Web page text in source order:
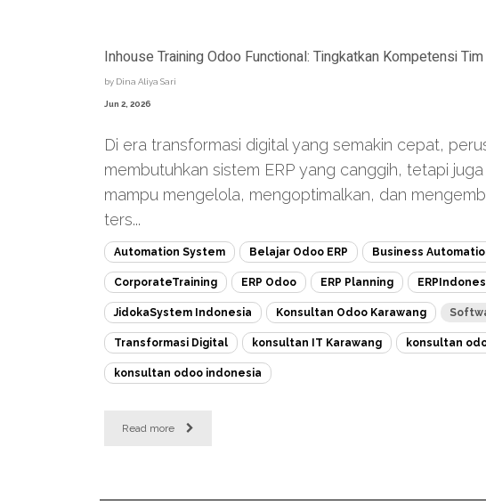
Inhouse Training Odoo Functional: Tingkatkan Kompetensi
by Dina Aliya Sari
Jun 2, 2026
Di era transformasi digital yang semakin cepat,
membutuhkan sistem ERP yang canggih, tetapi
mampu mengelola, mengoptimalkan, dan
ters...
Automation System Belajar Odoo ERP Business
CorporateTraining ERP Odoo ERP Planning
JidokaSystem Indonesia Konsultan Odoo Karawang
Transformasi Digital konsultan IT Karawang konsultan
konsultan odoo indonesia
Read more